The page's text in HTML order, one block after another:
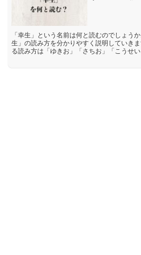
「幸生」という名前は何と読むのでしょう
生」の読み方を分かりやすく説明していき
る読み方は「ゆきお」「さちお」「こうせ